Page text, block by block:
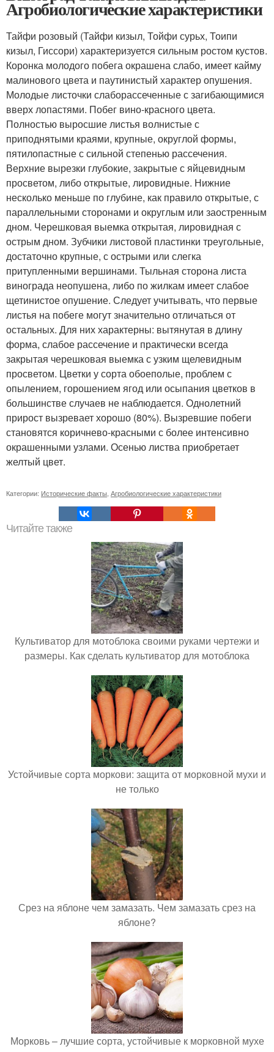
Агробиологические характеристики
Тайфи розовый (Тайфи кизыл, Тойфи сурьх, Тоипи
кизыл, Гиссори) характеризуется сильным ростом кустов.
Коронка молодого побега окрашена слабо, имеет кайму
малинового цвета и паутинистый характер опушения.
Молодые листочки слаборассеченные с загибающимися
вверх лопастями. Побег вино-красного цвета.
Полностью выросшие листья волнистые с
приподнятыми краями, крупные, округлой формы,
пятилопастные с сильной степенью рассечения.
Верхние вырезки глубокие, закрытые с яйцевидным
просветом, либо открытые, лировидные. Нижние
несколько меньше по глубине, как правило открытые, с
параллельными сторонами и округлым или заостренным
дном. Черешковая выемка открытая, лировидная с
острым дном. Зубчики листовой пластинки треугольные,
достаточно крупные, с острыми или слегка
притупленными вершинами. Тыльная сторона листа
винограда неопушена, либо по жилкам имеет слабое
щетинистое опушение. Следует учитывать, что первые
листья на побеге могут значительно отличаться от
остальных. Для них характерны: вытянутая в длину
форма, слабое рассечение и практически всегда
закрытая черешковая выемка с узким щелевидным
просветом. Цветки у сорта обоеполые, проблем с
опылением, горошением ягод или осыпания цветков в
большинстве случаев не наблюдается. Однолетний
прирост вызревает хорошо (80%). Вызревшие побеги
становятся коричнево-красными с более интенсивно
окрашенными узлами. Осенью листва приобретает
желтый цвет.
Категории: Исторические факты Агробиологические характеристики
Читайте также
Культиватор для мотоблока своими руками чертежи и
размеры. Как сделать культиватор для мотоблока
Устойчивые сорта моркови: защита от морковной мухи и
не только
Срез на яблоне чем замазать. Чем замазать срез на
яблоне?
Морковь – лучшие сорта, устойчивые к морковной мухе